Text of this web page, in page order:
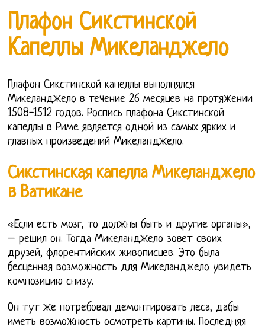
Плафон Сикстинской
Капеллы Микеланджело
Плафон Сикстинской капеллы выполнялся
Микеланджело в течение 26 месяцев на протяжении
1508-1512 годов. Роспись плафона Сикстинской
капеллы в Риме является одной из самых ярких и
главных произведений Микеланджело.
Сикстинская капелла Микеланджело
в Ватикане
«Если есть мозг, то должны быть и другие органы»,
– решил он. Тогда Микеланджело зовет своих
друзей, флорентийских живописцев. Это была
бесценная возможность для Микеланджело увидеть
композицию снизу.
Он тут же потребовал демонтировать леса, дабы
иметь возможность осмотреть картины. Последняя